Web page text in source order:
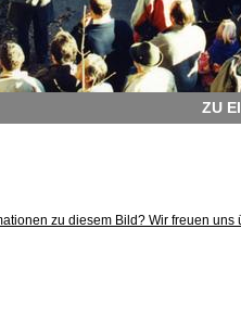
ZU
zu diesem Bild? Wir freuen uns